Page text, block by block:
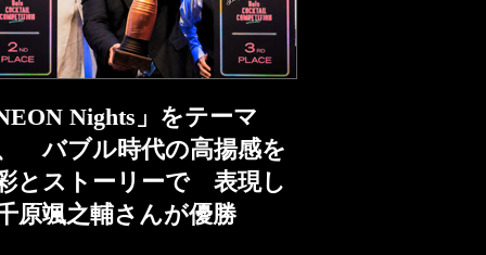
NEON Nights」をテーマ
バブル時代の高揚感を
とストーリーで 表現し
原颯之輔さんが優勝